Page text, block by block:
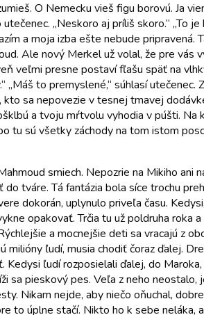
O Nemecku vieš figu borovú. Ja
„Neskoro aj príliš skoro.“ „To je
a moja izba ešte nebude pripravená.
Ale nový Merkel už volal, že pre vás
veľmi presne postaví fľašu späť na
to premyslené,“ súhlasí
sa nepovezie v tesnej tmavej
a tvoju mŕtvolu vyhodia v púšti. Na
tu sú všetky záchody na tom istom
smiech. Nepozrie na Mikiho ani
tváre. Tá fantázia bola síce trochu
dokorán, uplynulo priveľa času.
opakovať. Trčia tu už poldruha roka
a mocnejšie deti sa vracajú z
ľudí, musia chodiť čoraz ďalej.
ľudí rozposielali ďalej, do
sa pieskový pes. Veľa z neho
Nikam nejde, aby niečo oňuchal,
to úplne stačí. Nikto ho k sebe neláka,